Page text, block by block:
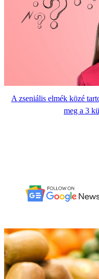
A zseniális elmék közé
meg a 3